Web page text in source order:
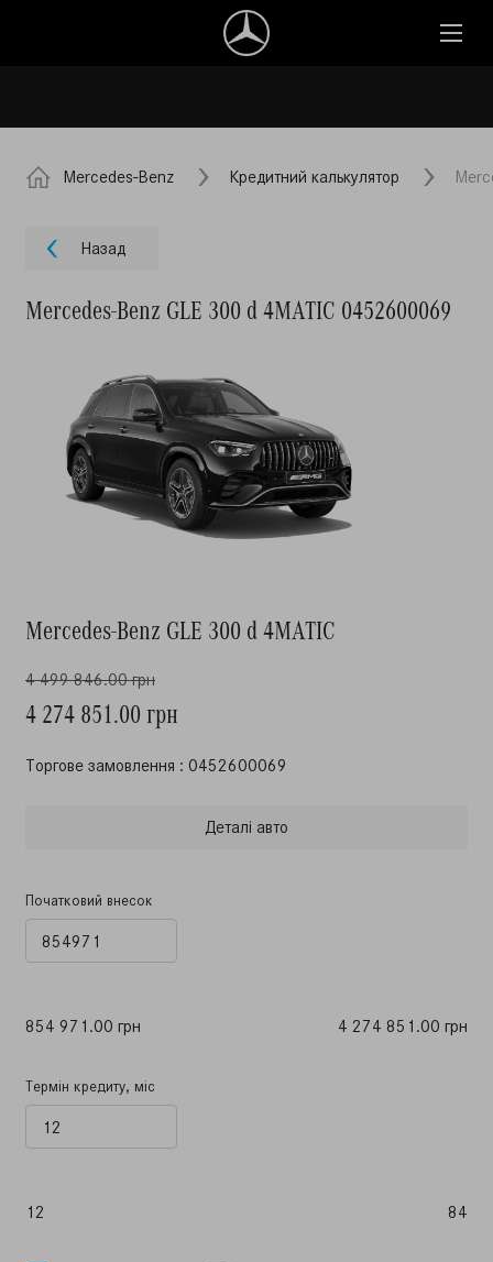
Mercedes-Benz Кредитний калькулятор
Назад
Mercedes-Benz GLE 300 d 4MATIC 0452600069
Mercedes-Benz GLE 300 d 4MATIC
4 499 846.00 грн
4 274 851.00 грн
Торгове замовлення : 0452600069
Деталi авто
Початковий внесок
854 971.00 грн 4 274 851.00 грн
Термін кредиту, міс
12 84